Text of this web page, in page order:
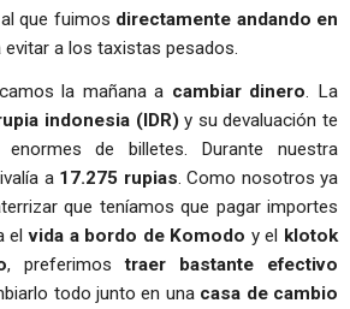
que fuimos directamente andando en
evitar a los taxistas pesados.
la mañana a cambiar dinero. La
indonesia (IDR)y su devaluación te
de billetes. Durante nuestra
a 17.275 rupias. Como nosotros ya
que teníamos que pagar importes
elvida a bordo de Komodo y el klotok
, preferimostraer bastante efectivo
todo junto en una casa de cambio